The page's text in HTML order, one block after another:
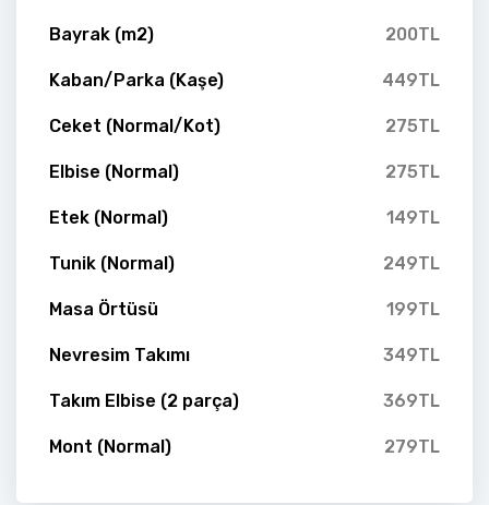
Bayrak (m2) 200TL
Kaban/Parka (Kaşe) 449TL
Ceket (Normal/Kot) 275TL
Elbise (Normal) 275TL
Etek (Normal) 149TL
Tunik (Normal) 249TL
Masa Örtüsü 199TL
Nevresim Takımı 349TL
Takım Elbise (2 parça) 369TL
Mont (Normal) 279TL